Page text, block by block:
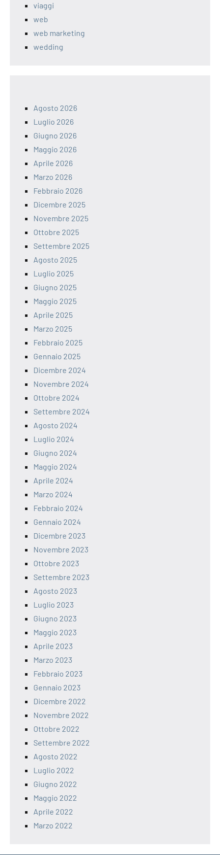
viaggi
web
web marketing
wedding
Agosto 2026
Luglio 2026
Giugno 2026
Maggio 2026
Aprile 2026
Marzo 2026
Febbraio 2026
Dicembre 2025
Novembre 2025
Ottobre 2025
Settembre 2025
Agosto 2025
Luglio 2025
Giugno 2025
Maggio 2025
Aprile 2025
Marzo 2025
Febbraio 2025
Gennaio 2025
Dicembre 2024
Novembre 2024
Ottobre 2024
Settembre 2024
Agosto 2024
Luglio 2024
Giugno 2024
Maggio 2024
Aprile 2024
Marzo 2024
Febbraio 2024
Gennaio 2024
Dicembre 2023
Novembre 2023
Ottobre 2023
Settembre 2023
Agosto 2023
Luglio 2023
Giugno 2023
Maggio 2023
Aprile 2023
Marzo 2023
Febbraio 2023
Gennaio 2023
Dicembre 2022
Novembre 2022
Ottobre 2022
Settembre 2022
Agosto 2022
Luglio 2022
Giugno 2022
Maggio 2022
Aprile 2022
Marzo 2022